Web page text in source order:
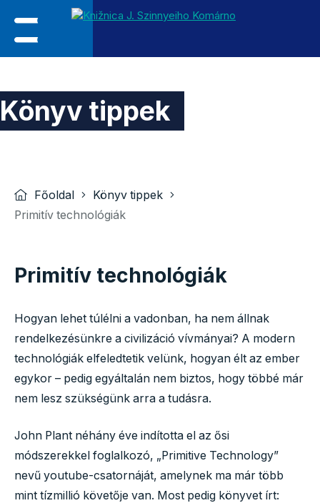
Könyv tippek
Főoldal
Könyv tippek
Primitív technológiák
Primitív technológiák
Hogyan lehet túlélni a vadonban, ha nem állnak
rendelkezésünkre a civilizáció vívmányai? A modern
technológiák elfeledtetik velünk, hogyan élt az ember
egykor – pedig egyáltalán nem biztos, hogy többé már
nem lesz szükségünk arra a tudásra.
John Plant néhány éve indította el az ősi
módszerekkel foglalkozó, „Primitive Technology”
nevű youtube-csatornáját, amelynek ma már több
mint tízmillió követője van. Most pedig könyvet írt: